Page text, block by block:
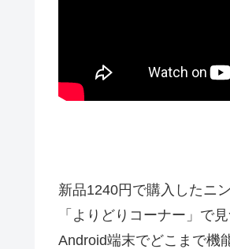
新品1240円で購入したニ
「よりどりコーナー」で
Android端末でどこまで機